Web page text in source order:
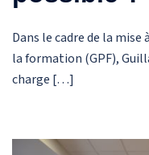
Dans le cadre de la
la formation (GPF),
charge […]